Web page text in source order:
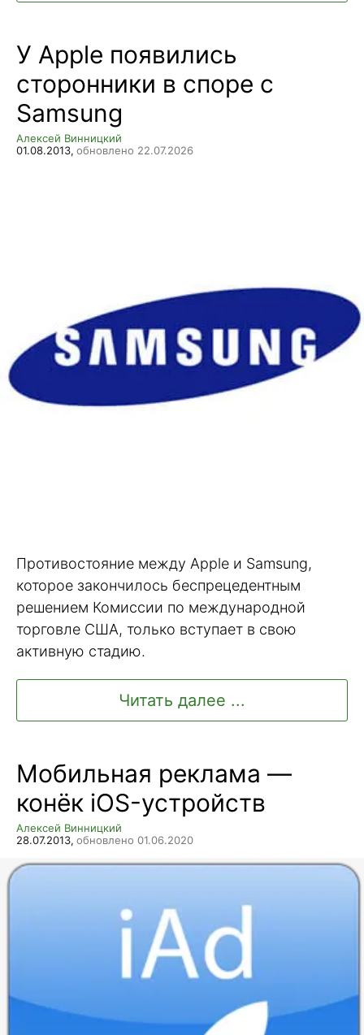
У Apple появились
сторонники в споре с
Samsung
Алексей Винницкий
01.08.2013, обновлено 22.07.2026
Противостояние между Apple и Samsung,
которое закончилось беспрецедентным
решением Комиссии по международной
торговле США, только вступает в свою
активную стадию.
Читать далее ...
Мобильная реклама —
конёк iOS-устройств
Алексей Винницкий
28.07.2013, обновлено 01.06.2020